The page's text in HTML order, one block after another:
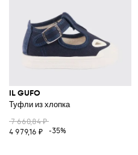
IL GUFO
Туфли из хлопка
7 660,84 ₽
4 979,16 ₽
-35%